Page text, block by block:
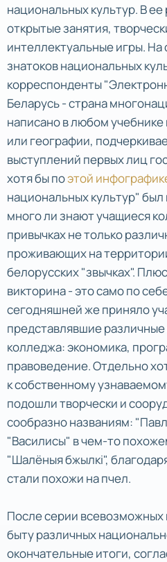
национальных культур. В
открытые занятия,
интеллектуальные игры. На
знатоков национальных
корреспонденты
Беларусь - страна
написано в любом
или географии,
выступлений первых лиц
хотя бы поэтой
национальных культур" был
много ли знают учащиеся
привычках не только
проживающих на
белорусских "звычках".
викторина - это само по
сегодняшней же приняло
представлявшие
колледжа: экономика,
правоведение. Отдельно
к собственному
подошли творчески и
сообразно названиям:
"Василисы" в чем-то
"Шалёныя бжылкi",
стали похожи на пчел.
После серии всевозможных
быту различных
окончательные итоги,